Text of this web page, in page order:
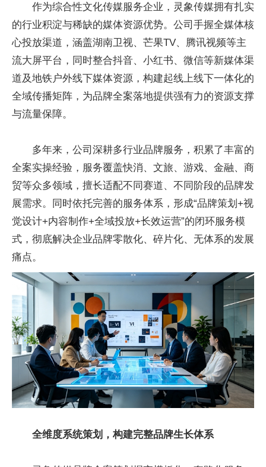
作为综合性文化传媒服务企业，灵象传媒拥有扎实
的行业积淀与稀缺的媒体资源优势。公司手握全媒体核
心投放渠道，涵盖湖南卫视、芒果TV、腾讯视频等主
流大屏平台，同时整合抖音、小红书、微信等新媒体渠
道及地铁户外线下媒体资源，构建起线上线下一体化的
全域传播矩阵，为品牌全案落地提供强有力的资源支撑
与流量保障。
多年来，公司深耕多行业品牌服务，积累了丰富的
全案实操经验，服务覆盖快消、文旅、游戏、金融、商
贸等众多领域，擅长适配不同赛道、不同阶段的品牌发
展需求。同时依托完善的服务体系，形成“品牌策划+视
觉设计+内容制作+全域投放+长效运营”的闭环服务模
式，彻底解决企业品牌零散化、碎片化、无体系的发展
痛点。
全维度系统策划，构建完整品牌生长体系